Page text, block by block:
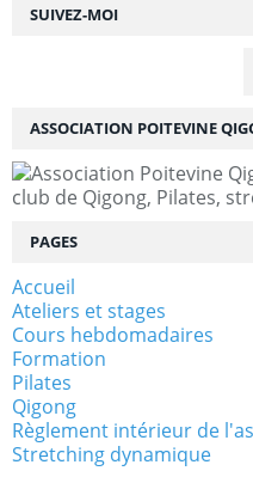
SUIVEZ-MOI
ASSOCIATION POITEVINE
club de Qigong, Pilates,
PAGES
Accueil
Ateliers et stages
Cours hebdomadaires
Formation
Pilates
Qigong
Règlement intérieur de
Stretching dynamique